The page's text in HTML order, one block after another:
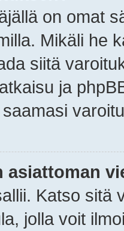
on omat
Mikäli he
siitä
ja
asiattoman
Katso sitä
jolla voit